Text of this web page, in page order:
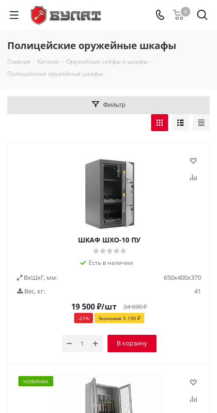
0
Полицейские оружейные шкафы
Главная - Каталог - Оружейные сейфы и шкафы -
Полицейские оружейные шкафы
Фильтр
ШКАФ ШХО-10 ПУ
Есть в наличии
ВxШxГ, мм:
650x400x370
Вес, кг:
41
19 500₽/шт 24 690₽
-21% Экономия 5 190₽
В корзину
НОВИНКА